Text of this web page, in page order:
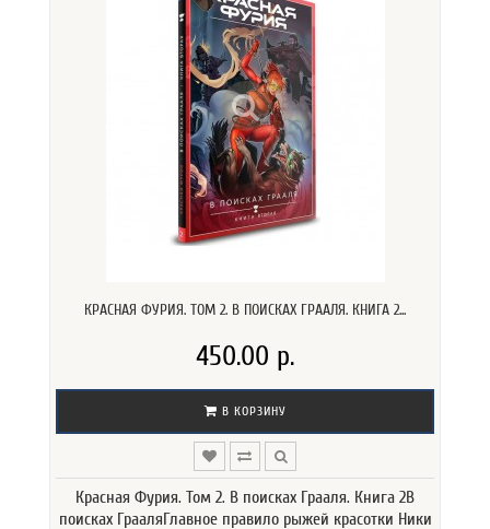
КРАСНАЯ ФУРИЯ. ТОМ 2. В ПОИСКАХ ГРААЛЯ. КНИГА 2...
450.00 р.
В КОРЗИНУ
Красная Фурия. Том 2. В поисках Грааля. Книга 2В
поисках ГрааляГлавное правило рыжей красотки Ники